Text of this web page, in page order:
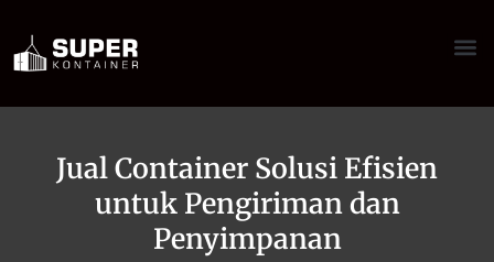
Jual Container Solusi Efisien
untuk Pengiriman dan
Penyimpanan